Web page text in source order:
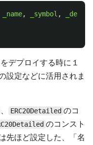
_name, _symbol ,
デプロイする時に１
設定などに活用されま
ERC20Detailed のコ
のコンスト
先ほど設定した、「名